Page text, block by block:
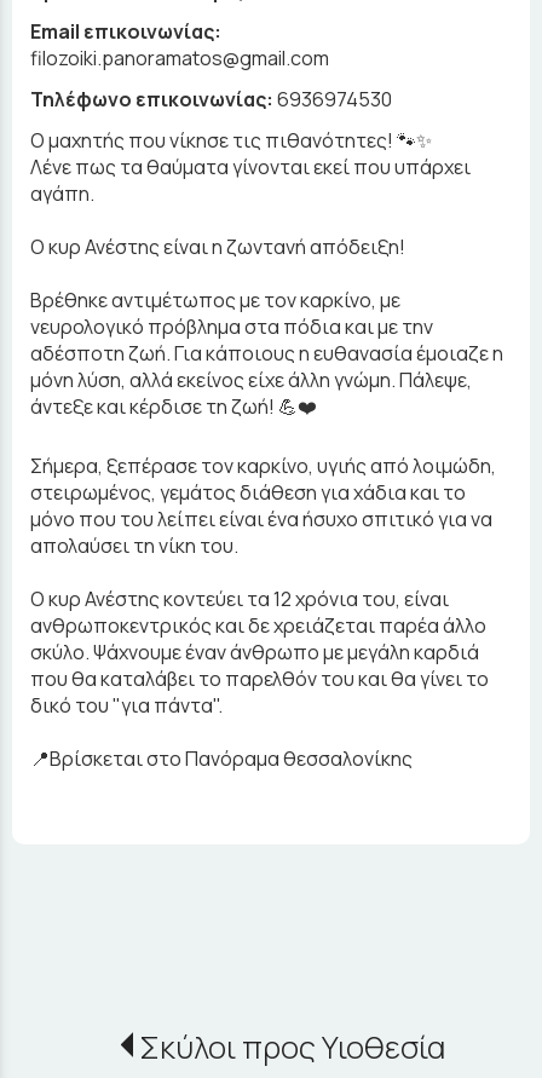
Email επικοινωνίας:
filozoiki.panoramatos@gmail.com
Τηλέφωνο επικοινωνίας: 6936974530
Ο μαχητής που νίκησε τις πιθανότητες! 🐾✨
Λένε πως τα θαύματα γίνονται εκεί που υπάρχει
αγάπη.
Ο κυρ Ανέστης είναι η ζωντανή απόδειξη!
Βρέθηκε αντιμέτωπος με τον καρκίνο, με
νευρολογικό πρόβλημα στα πόδια και με την
αδέσποτη ζωή. Για κάποιους η ευθανασία έμοιαζε η
μόνη λύση, αλλά εκείνος είχε άλλη γνώμη. Πάλεψε,
άντεξε και κέρδισε τη ζωή! 💪❤️
Σήμερα, ξεπέρασε τον καρκίνο, υγιής από λοιμώδη,
στειρωμένος, γεμάτος διάθεση για χάδια και το
μόνο που του λείπει είναι ένα ήσυχο σπιτικό για να
απολαύσει τη νίκη του.
Ο κυρ Ανέστης κοντεύει τα 12 χρόνια του, είναι
ανθρωποκεντρικός και δε χρειάζεται παρέα άλλο
σκύλο. Ψάχνουμε έναν άνθρωπο με μεγάλη καρδιά
που θα καταλάβει το παρελθόν του και θα γίνει το
δικό του "για πάντα".
📍Βρίσκεται στο Πανόραμα θεσσαλονίκης
Σκύλοι προς Υιοθεσία